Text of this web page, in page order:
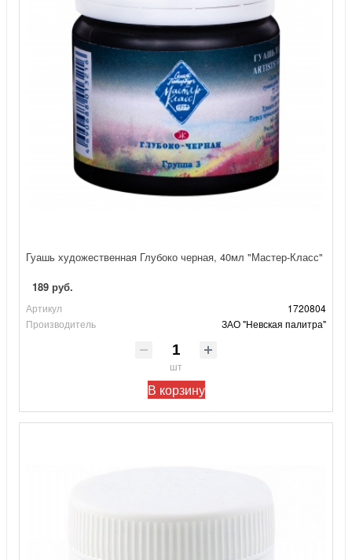
Гуашь художественная Глубоко черная, 40мл "Мастер-Класс"
189 руб.
Артикул
1720804
Производитель
ЗАО "Невская палитра"
шт
В корзину